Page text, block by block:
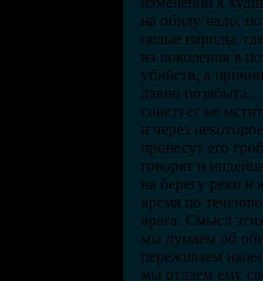
на обиду надо,
целые народы,
из поколения в
убийств, а
давно
советует не
и через
пронесут его
говорят и
на берегу реки и
время по
врага. Смысл
мы думаем об
переживаем
мы отдаем ему